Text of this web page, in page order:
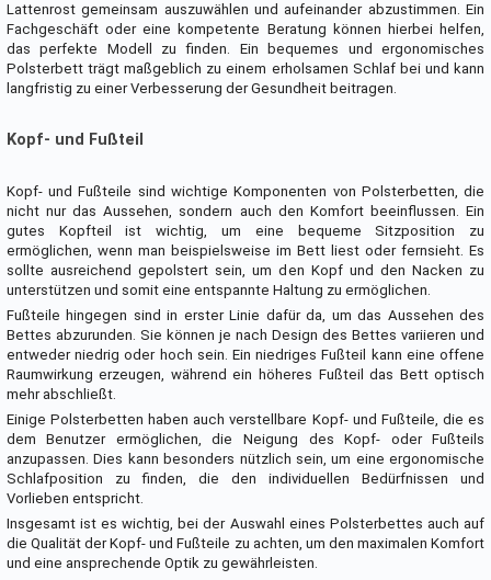
Lattenrost gemeinsam auszuwählen und aufeinander abzustimmen. Ein
Fachgeschäft oder eine kompetente Beratung können hierbei helfen,
das perfekte Modell zu finden. Ein bequemes und ergonomisches
Polsterbett trägt maßgeblich zu einem erholsamen Schlaf bei und kann
langfristig zu einer Verbesserung der Gesundheit beitragen.
Kopf- und Fußteil
Kopf- und Fußteile sind wichtige Komponenten von Polsterbetten, die
nicht nur das Aussehen, sondern auch den Komfort beeinflussen. Ein
gutes Kopfteil ist wichtig, um eine bequeme Sitzposition zu
ermöglichen, wenn man beispielsweise im Bett liest oder fernsieht. Es
sollte ausreichend gepolstert sein, um den Kopf und den Nacken zu
unterstützen und somit eine entspannte Haltung zu ermöglichen.
Fußteile hingegen sind in erster Linie dafür da, um das Aussehen des
Bettes abzurunden. Sie können je nach Design des Bettes variieren und
entweder niedrig oder hoch sein. Ein niedriges Fußteil kann eine offene
Raumwirkung erzeugen, während ein höheres Fußteil das Bett optisch
mehr abschließt.
Einige Polsterbetten haben auch verstellbare Kopf- und Fußteile, die es
dem Benutzer ermöglichen, die Neigung des Kopf- oder Fußteils
anzupassen. Dies kann besonders nützlich sein, um eine ergonomische
Schlafposition zu finden, die den individuellen Bedürfnissen und
Vorlieben entspricht.
Insgesamt ist es wichtig, bei der Auswahl eines Polsterbettes auch auf
die Qualität der Kopf- und Fußteile zu achten, um den maximalen Komfort
und eine ansprechende Optik zu gewährleisten.